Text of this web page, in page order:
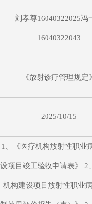
刘孝尊16040322025冯
16040322043
《放射诊疗管理规定》
2025/10/15
1、《医疗机构放射性职业
设项目竣工验收申请表》 2
机构建设项目放射性职业